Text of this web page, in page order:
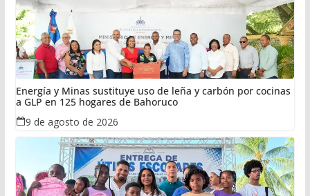
Energía y Minas sustituye uso de leña y carbón por cocinas
a GLP en 125 hogares de Bahoruco
9 de agosto de 2026